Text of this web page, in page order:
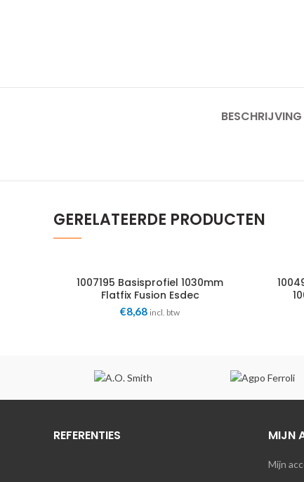
BESCHRIJVING
GERELATEERDE PRODUCTEN
1007195 Basisprofiel 1030mm
Flatfix Fusion Esdec
€8,68 incl. btw
REFERENTIES MIJN
Mijn